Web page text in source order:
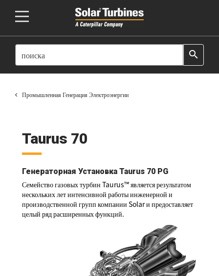
SEARCH search
Промышленная Генерация Электроэнергии
Taurus 70
Генераторная Установка Taurus 70 PG
Семейство газовых турбин Taurus™ является результатом
нескольких лет интенсивной работы инженерной и
производственной групп компании Solar и предоставляет
целый ряд расширенных функций.